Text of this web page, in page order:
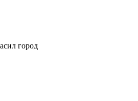
город